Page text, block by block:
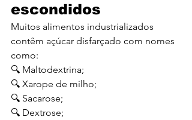
escondidos
Muitos alimentos industrializados
contêm açúcar disfarçado com nomes
como:
🔍 Maltodextrina;
🔍 Xarope de milho;
🔍 Sacarose;
🔍 Dextrose;